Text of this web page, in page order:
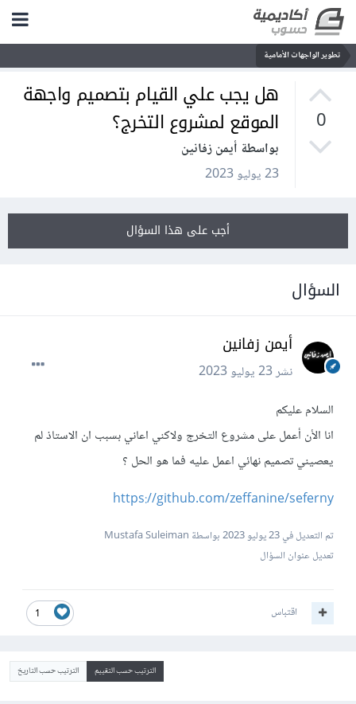
تطوير الواجهات الأمامية
0
هل يجب علي القيام بتصميم واجهة
الموقع لمشروع التخرج؟
بواسطة أيمن زفانين
23 يوليو 2023
أجب على هذا السؤال
السؤال
أيمن زفانين
نشر23 يوليو 2023
السلام عليكم
انا الأن أعمل على مشروع التخرج ولاكني اعاني بسبب ان الاستاذ لم
يعصيني تصميم نهائي اعمل عليه فما هو الحل ؟
https://github.com/zeffanine/seferny
تم التعديل في23 يوليو 2023
بواسطة Mustafa Suleiman
تعديل عنوان السؤال
1 اقتباس
الترتيب حسب التقييم الترتيب حسب التاريخ